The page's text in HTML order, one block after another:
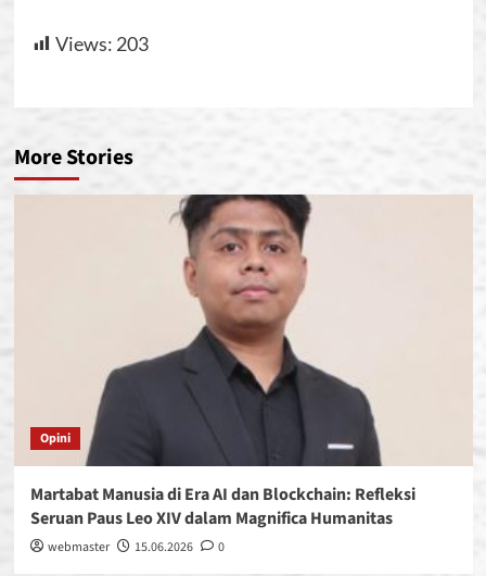
Views: 203
More Stories
Opini
Martabat Manusia di Era AI dan Blockchain: Refleksi
Seruan Paus Leo XIV dalam Magnifica Humanitas
webmaster 15.06.2026 0